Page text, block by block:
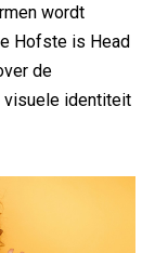
wordt
Hofste is Head
de
visuele identiteit